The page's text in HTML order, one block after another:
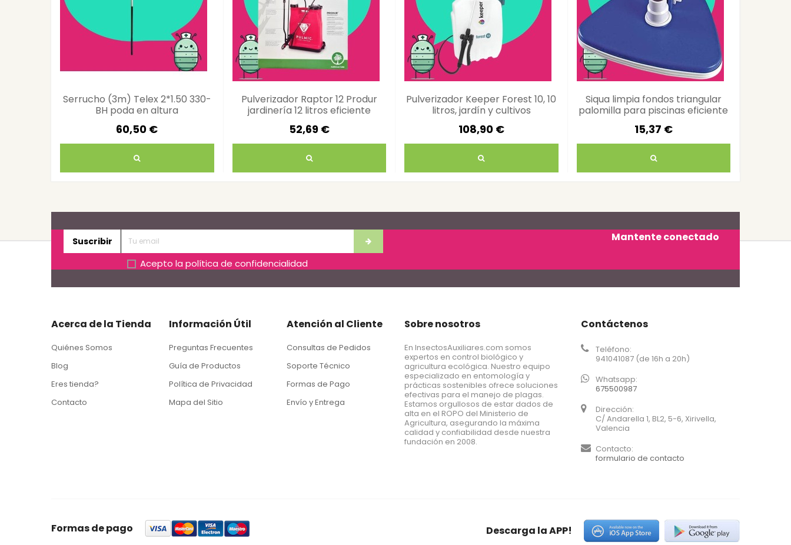
Serrucho (3m) Telex 2*1.50 330-
BH poda en altura
60,50 €
Pulverizador Raptor 12 Produr
jardinería 12 litros eficiente
52,69 €
Pulverizador Keeper Forest 10, 10
litros, jardín y cultivos
108,90 €
Siqua limpia fondos triangular
palomilla para piscinas eficiente
15,37 €
Suscribir
Acepto la política de confidencialidad
Mantente conectado
Acerca de la Tienda
Quiénes Somos
Blog
Eres tienda?
Contacto
Información Útil
Preguntas Frecuentes
Guía de Productos
Política de Privacidad
Mapa del Sitio
Atención al Cliente
Consultas de Pedidos
Soporte Técnico
Formas de Pago
Envío y Entrega
Sobre nosotros
En InsectosAuxiliares.com somos
expertos en control biológico y
agricultura ecológica. Nuestro equipo
especializado en entomología y
prácticas sostenibles ofrece soluciones
efectivas para el manejo de plagas.
Estamos orgullosos de estar dados de
alta en el ROPO del Ministerio de
Agricultura, asegurando la máxima
calidad y confiabilidad desde nuestra
fundación en 2008.
Contáctenos
Teléfono:
941041087 (de 16h a 20h)
Whatsapp:
675500987
Dirección:
C/ Andarella 1, BL2, 5-6, Xirivella,
Valencia
Contacto:
formulario de contacto
Formas de pago Descarga la APP!